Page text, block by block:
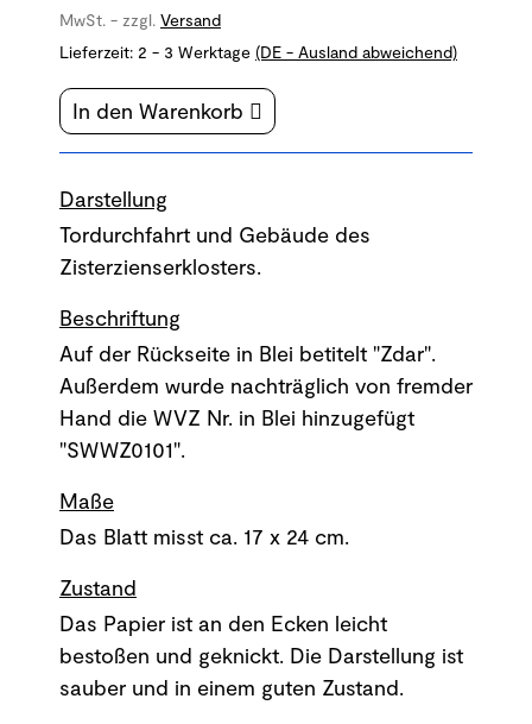
MwSt. - zzgl. Versand
Lieferzeit: 2 - 3 Werktage (DE - Ausland abweichend)
In den Warenkorb
Darstellung
Tordurchfahrt und Gebäude des
Zisterzienserklosters.
Beschriftung
Auf der Rückseite in Blei betitelt "Zdar".
Außerdem wurde nachträglich von fremder
Hand die WVZ Nr. in Blei hinzugefügt
"SWWZ0101".
Maße
Das Blatt misst ca. 17 x 24 cm.
Zustand
Das Papier ist an den Ecken leicht
bestoßen und geknickt. Die Darstellung ist
sauber und in einem guten Zustand.